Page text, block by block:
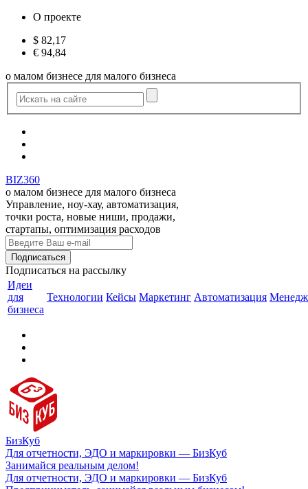
О проекте
$ 82,17
€ 94,84
о малом бизнесе для малого бизнеса
BIZ360
о малом бизнесе для малого бизнеса
Управление, ноу-хау, автоматизация,
точки роста, новые ниши, продажи,
стартапы, оптимизация расходов
Подписаться на рассылку
Идеи
для
бизнеса
Технологии Кейсы Маркетинг Автоматизация
БизКуб
Для отчетности, ЭДО и маркировки — БизКуб
Занимайся реальным делом!
Для отчетности, ЭДО и маркировки — БизКуб